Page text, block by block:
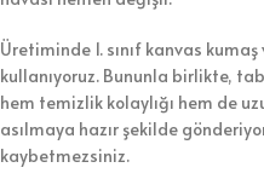
Üretiminde 1. sınıf kanvas
kullanıyoruz. Bununla birlikte,
hem temizlik kolaylığı hem de
asılmaya hazır şekilde
kaybetmezsiniz.